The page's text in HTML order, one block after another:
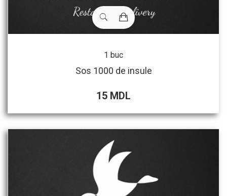
1 buc
Sos 1000 de insule
15 MDL